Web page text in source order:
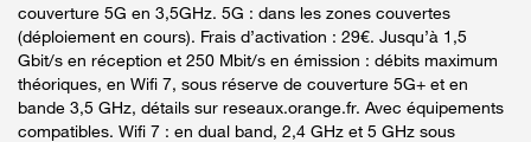
couverture 5G en 3,5GHz. 5G : dans les zones couvertes
(déploiement en cours). Frais d’activation : 29€. Jusqu’à 1,5
Gbit/s en réception et 250 Mbit/s en émission : débits maximum
théoriques, en Wifi 7, sous réserve de couverture 5G+ et en
bande 3,5 GHz, détails sur reseaux.orange.fr. Avec équipements
compatibles. Wifi 7 : en dual band, 2,4 GHz et 5 GHz sous